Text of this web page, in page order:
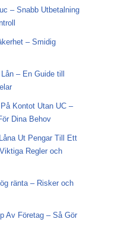
– Snabb Utbetalning
– Smidig
– En Guide till
Kontot Utan UC –
Dina Behov
Ut Pengar Till Ett
Regler och
ränta – Risker och
Av Företag – Så Gör